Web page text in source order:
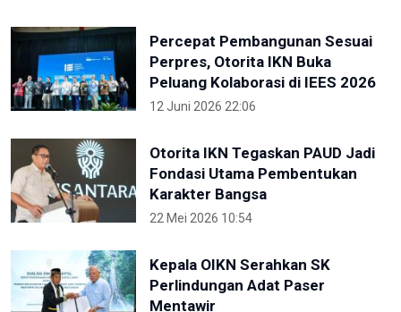
Percepat Pembangunan Sesuai
Perpres, Otorita IKN Buka
Peluang Kolaborasi di IEES 2026
12 Juni 2026 22:06
Otorita IKN Tegaskan PAUD Jadi
Fondasi Utama Pembentukan
Karakter Bangsa
22 Mei 2026 10:54
Kepala OIKN Serahkan SK
Perlindungan Adat Paser
Mentawir